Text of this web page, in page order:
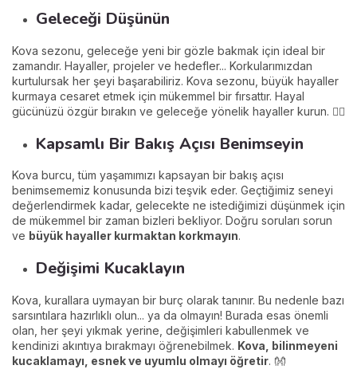
Geleceği Düşünün
Kova sezonu, geleceğe yeni bir gözle bakmak için ideal bir
zamandır. Hayaller, projeler ve hedefler... Korkularımızdan
kurtulursak her şeyi başarabiliriz. Kova sezonu, büyük hayaller
kurmaya cesaret etmek için mükemmel bir fırsattır. Hayal
gücünüzü özgür bırakın ve geleceğe yönelik hayaller kurun. 😶‍🌫️
Kapsamlı Bir Bakış Açısı Benimseyin
Kova burcu, tüm yaşamımızı kapsayan bir bakış açısı
benimsememiz konusunda bizi teşvik eder. Geçtiğimiz seneyi
değerlendirmek kadar, gelecekte ne istediğimizi düşünmek için
de mükemmel bir zaman bizleri bekliyor. Doğru soruları sorun
ve büyük hayaller kurmaktan korkmayın.
Değişimi Kucaklayın
Kova, kurallara uymayan bir burç olarak tanınır. Bu nedenle bazı
sarsıntılara hazırlıklı olun... ya da olmayın! Burada esas önemli
olan, her şeyi yıkmak yerine, değişimleri kabullenmek ve
kendinizi akıntıya bırakmayı öğrenebilmek. Kova, bilinmeyeni
kucaklamayı, esnek ve uyumlu olmayı öğretir. 👐